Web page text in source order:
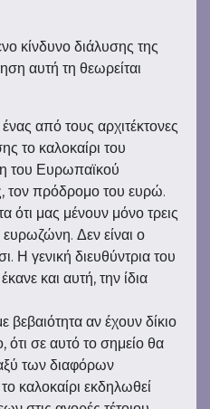
κίνδυνο διάλυσης της
αυτή τη θεωρείται
από τους αρχιτέκτονες
το καλοκαίρι του
του Ευρωπαϊκού
τον πρόδρομο του ευρώ.
μας μένουν μόνο τρεις
Δεν είναι ο
Η γενική διευθύντρια του
και αυτή, την ίδια
βεβαιότητα αν έχουν δίκιο
ότι σε αυτό το σημείο θα
των διαφόρων
καλοκαίρι εκδηλωθεί